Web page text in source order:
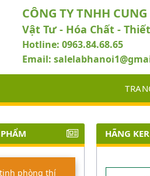
CÔNG TY TNHH
Vật Tư - Hóa Chất -
Hotline: 0963.84.68.65
Email:
HÃNG
phòng thí